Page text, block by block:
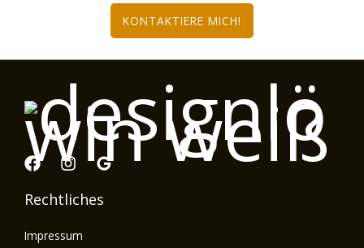
KONTAKTIERE MICH!
Rechtliches
Impressum